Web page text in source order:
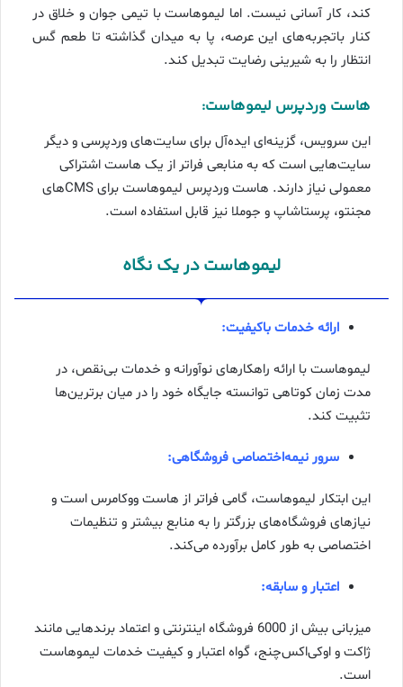
کند، کار آسانی نیست. اما لیموهاست با تیمی جوان و خلاق در
کنار باتجربه‌های این عرصه، پا به میدان گذاشته تا طعم گس
انتظار را به شیرینی رضایت تبدیل کند.
هاست وردپرس لیموهاست:
این سرویس، گزینه‌ای ایده‌آل برای سایت‌های وردپرسی و دیگر
سایت‌هایی است که به منابعی فراتر از یک هاست اشتراکی
معمولی نیاز دارند. هاست وردپرس لیموهاست برای CMS‌های
مجنتو، پرستاشاپ و جوملا نیز قابل استفاده است.
لیموهاست در یک نگاه
ارائه خدمات باکیفیت:
لیموهاست با ارائه راهکارهای نوآورانه و خدمات بی‌نقص، در
مدت زمان کوتاهی توانسته جایگاه خود را در میان برترین‌ها
تثبیت کند.
سرور نیمه‌اختصاصی فروشگاهی:
این ابتکار لیموهاست، گامی فراتر از هاست ووکامرس است و
نیازهای فروشگاه‌های بزرگتر را به منابع بیشتر و تنظیمات
اختصاصی به طور کامل برآورده می‌کند.
اعتبار و سابقه:
میزبانی بیش از 6000 فروشگاه اینترنتی و اعتماد برندهایی مانند
ژاکت و اوکی‌اکس‌چنج، گواه اعتبار و کیفیت خدمات لیموهاست
است.